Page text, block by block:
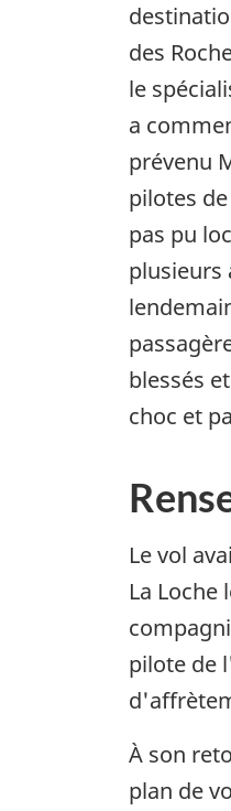
des
le
a
prévenu
pilotes
pas pu
plusieurs
blessés
choc et
Le vol
La
pilote de
À son
plan de